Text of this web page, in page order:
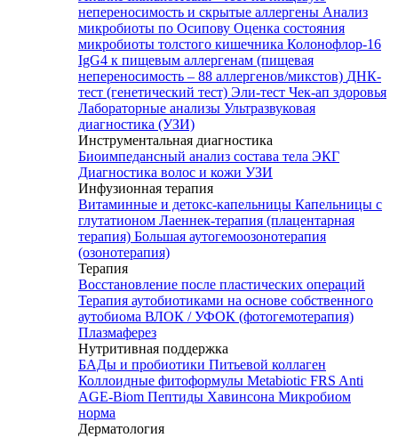
непереносимость и скрытые аллергены Анализ
микробиоты по Осипову Оценка состояния
микробиоты толстого кишечника Колонофлор-16
IgG4 к пищевым аллергенам (пищевая
непереносимость – 88 аллергенов/микстов) ДНК-
тест (генетический тест) Эли-тест Чек-ап здоровья
Лабораторные анализы Ультразвуковая
диагностика (УЗИ)
Инструментальная диагностика
Биоимпедансный анализ состава тела ЭКГ
Диагностика волос и кожи УЗИ
Инфузионная терапия
Витаминные и детокс-капельницы Капельницы с
глутатионом Лаеннек-терапия (плацентарная
терапия) Большая аутогемоозонотерапия
(озонотерапия)
Терапия
Восстановление после пластических операций
Терапия аутобиотиками на основе собственного
аутобиома ВЛОК / УФОК (фотогемотерапия)
Плазмаферез
Нутритивная поддержка
БАДы и пробиотики Питьевой коллаген
Коллоидные фитоформулы Metabiotic FRS Anti
AGE-Biom Пептиды Хавинсона Микробиом
норма
Дерматология